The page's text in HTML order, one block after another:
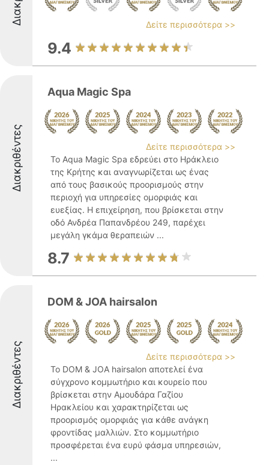
Δείτε περισσότερα >>
9.4
Διακριθέντες
Aqua Magic Spa
Δείτε περισσότερα >>
Το Aqua Magic Spa εδρεύει στο Ηράκλειο
της Κρήτης και αναγνωρίζεται ως ένας
από τους βασικούς προορισμούς στην
περιοχή για υπηρεσίες ομορφιάς και
ευεξίας. Η επιχείρηση, που βρίσκεται στην
οδό Ανδρέα Παπανδρέου 249, παρέχει
μεγάλη γκάμα θεραπειών ...
8.7
Διακριθέντες
DOM & JOA hairsalon
Δείτε περισσότερα >>
Το DOM & JOA hairsalon αποτελεί ένα
σύγχρονο κομμωτήριο και κουρείο που
βρίσκεται στην Αμουδάρα Γαζίου
Ηρακλείου και χαρακτηρίζεται ως
προορισμός ομορφιάς για κάθε ανάγκη
φροντίδας μαλλιών. Στο κομμωτήριο
προσφέρεται ένα ευρύ φάσμα υπηρεσιών,
...